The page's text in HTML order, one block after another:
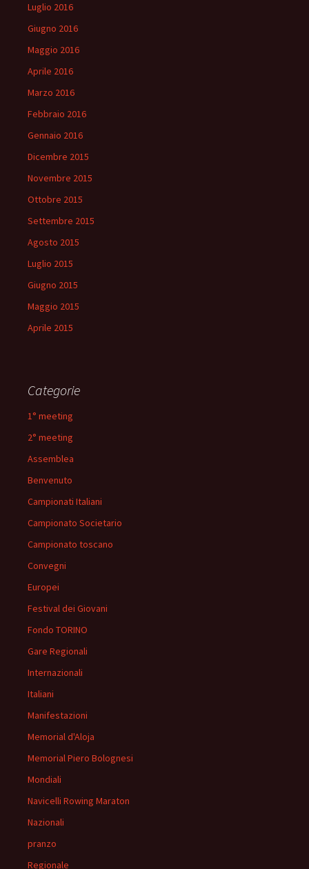
Luglio 2016
Giugno 2016
Maggio 2016
Aprile 2016
Marzo 2016
Febbraio 2016
Gennaio 2016
Dicembre 2015
Novembre 2015
Ottobre 2015
Settembre 2015
Agosto 2015
Luglio 2015
Giugno 2015
Maggio 2015
Aprile 2015
Categorie
1° meeting
2° meeting
Assemblea
Benvenuto
Campionati Italiani
Campionato Societario
Campionato toscano
Convegni
Europei
Festival dei Giovani
Fondo TORINO
Gare Regionali
Internazionali
Italiani
Manifestazioni
Memorial d'Aloja
Memorial Piero Bolognesi
Mondiali
Navicelli Rowing Maraton
Nazionali
pranzo
Regionale